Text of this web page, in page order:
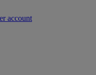
account